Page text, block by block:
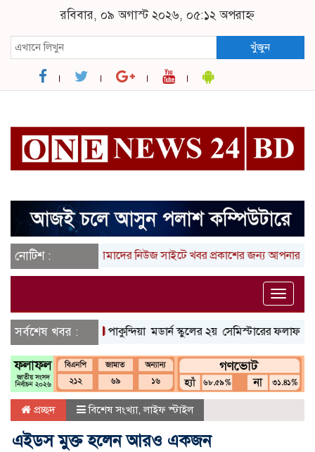
রবিবার, ০৯ অগাস্ট ২০২৬, ০৫:১২ অপরাহ্ন
খুঁজুন
নোটিশ : আমাদের নিউজ সাইটে খবর প্রকাশের জন্য আপনার লিখা
Toggle
সর্বশেষ খবর :পাকুন্দিয়া মডার্ন স্কুলের ২য় সেমিস্টারের ফলাফল প্রকাশ ও
প্রচ্ছদ বিশেষ সংখ্যা,লাইফ স্টাইল
এইডস মুক্ত হলেন আরও একজন